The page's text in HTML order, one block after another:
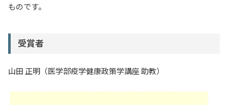
研究・産学官連携
国際交流・留学
ものです。
受賞者
山田 正明（医学部疫学健康政策学講座 助教）